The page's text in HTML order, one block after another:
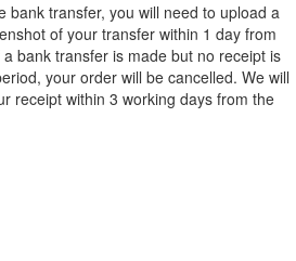
bank transfer, you will need to upload a
of your transfer within 1 day from
bank transfer is made but no receipt is
your order will be cancelled. We will
receipt within 3 working days from the